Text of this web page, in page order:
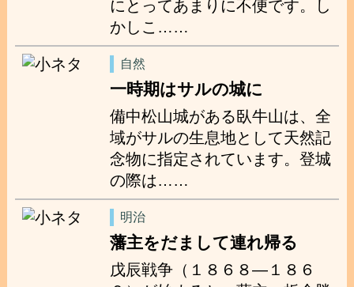
にとってあまりに不便です。し
かしこ……
自然
一時期はサルの城に
備中松山城がある臥牛山は、全
域がサルの生息地として天然記
念物に指定されています。登城
の際は……
明治
藩主をだまして連れ帰る
戊辰戦争（１８６８―１８６